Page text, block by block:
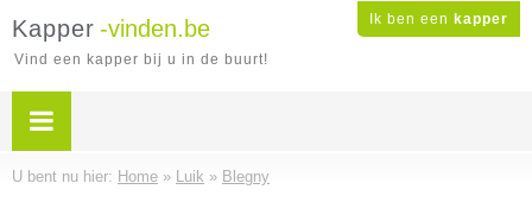
Ik ben een kapper
Kapper -vinden.be
Vind een kapper bij u in de buurt!
U bent nu hier: Home » Luik » Blegny